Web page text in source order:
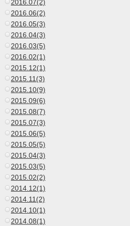
2016.07(2)
2016.06(2)
2016.05(3)
2016.04(3)
2016.03(5)
2016.02(1)
2015.12(1)
2015.11(3)
2015.10(9)
2015.09(6)
2015.08(7)
2015.07(3)
2015.06(5)
2015.05(5)
2015.04(3)
2015.03(5)
2015.02(2)
2014.12(1)
2014.11(2)
2014.10(1)
2014.08(1)